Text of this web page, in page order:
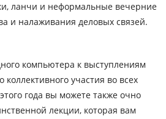
ланчи и неформальные вечерние
и налаживания деловых связей.
компьютера к выступлениям
коллективного участия во всех
года вы можете также очно
лекции, которая вам